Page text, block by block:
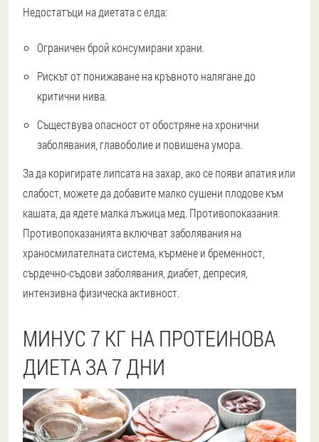
Недостатъци на диетата с елда:
Ограничен брой консумирани храни.
Рискът от понижаване на кръвното налягане до
критични нива.
Съществува опасност от обостряне на хронични
заболявания, главоболие и повишена умора.
За да коригирате липсата на захар, ако се появи апатия или
слабост, можете да добавите малко сушени плодове към
кашата, да ядете малка лъжица мед. Противопоказания.
Противопоказанията включват заболявания на
храносмилателната система, кърмене и бременност,
сърдечно-съдови заболявания, диабет, депресия,
интензивна физическа активност.
МИНУС 7 КГ НА ПРОТЕИНОВА
ДИЕТА ЗА 7 ДНИ